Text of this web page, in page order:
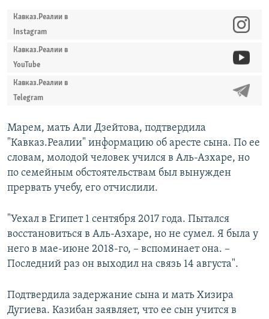
Кавказ.Реалии в
Instagram
Кавказ.Реалии в
YouTube
Кавказ.Реалии в
Telegram
Марем, мать Али Дзейтова, подтвердила
"Кавказ.Реалии" информацию об аресте сына. По ее
словам, молодой человек учился в Аль-Азхаре, но
по семейным обстоятельствам был вынужден
прервать учебу, его отчислили.
"Уехал в Египет 1 сентября 2017 года. Пытался
восстановиться в Аль-Азхаре, но не сумел. Я была у
него в мае-июне 2018-го, – вспоминает она. –
Последний раз он выходил на связь 14 августа".
Подтвердила задержание сына и мать Хизира
Дугиева. Казибан заявляет, что ее сын учится в